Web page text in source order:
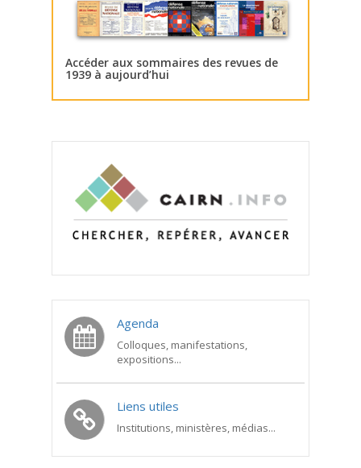
Accéder aux sommaires des revues de
1939 à aujourd’hui
Agenda
Colloques, manifestations,
expositions...
Liens utiles
Institutions, ministères, médias...